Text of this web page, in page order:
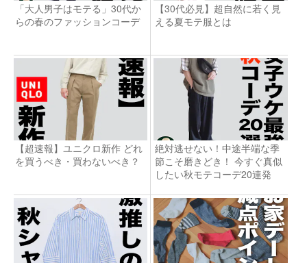
「大人男子はモテる」30代か
らの春のファッションコーデ
【30代必見】超自然に若く見
える夏モテ服とは
【超速報】ユニクロ新作 どれ
を買うべき・買わないべき？
絶対逃せない！中途半端な季
節こそ磨きどき！ 今すぐ真似
したい秋モテコーデ20連発